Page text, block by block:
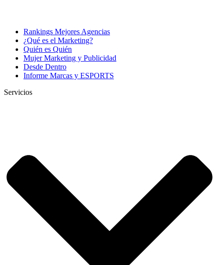
Rankings Mejores Agencias
¿Qué es el Marketing?
Quién es Quién
Mujer Marketing y Publicidad
Desde Dentro
Informe Marcas y ESPORTS
Servicios